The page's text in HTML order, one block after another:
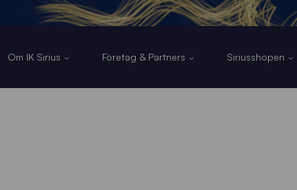
Om IK Sirius Företag & Partners Siriusshopen